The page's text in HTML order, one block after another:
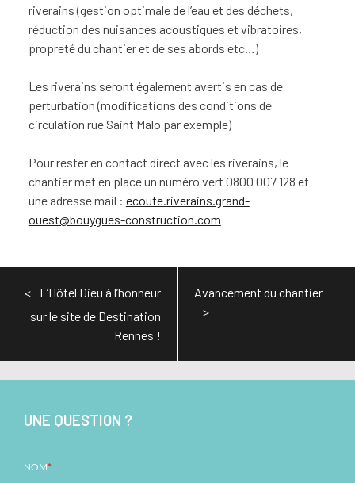
riverains (gestion optimale de l’eau et des déchets,
réduction des nuisances acoustiques et vibratoires,
propreté du chantier et de ses abords etc…)
Les riverains seront également avertis en cas de
perturbation (modifications des conditions de
circulation rue Saint Malo par exemple)
Pour rester en contact direct avec les riverains, le
chantier met en place un numéro vert 0800 007 128 et
une adresse mail : ecoute.riverains.grand-
ouest@bouygues-construction.com
l’article
L’Hôtel Dieu à l’honneur
sur le site de Destination
Rennes !
Avancement du chantier
UNE QUESTION ?
NOM*